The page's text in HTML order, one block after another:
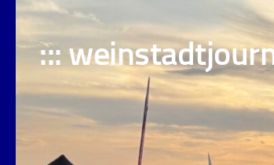
Skip to content
:::